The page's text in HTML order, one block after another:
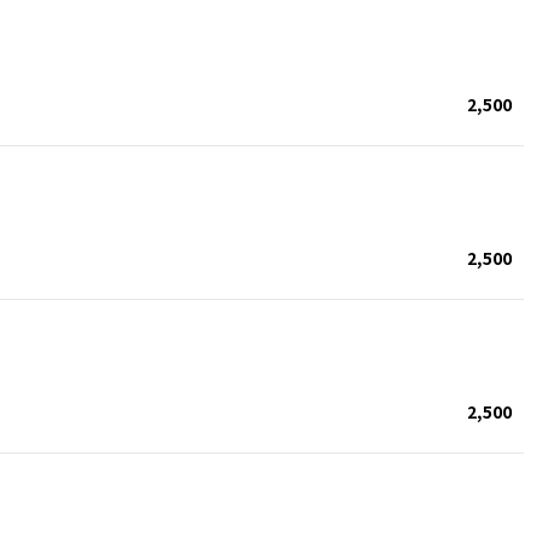
2,500
2,500
2,500